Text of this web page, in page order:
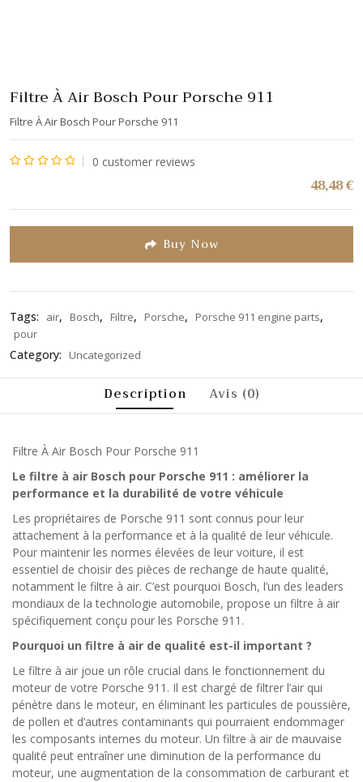
Filtre À Air Bosch Pour Porsche 911
Filtre À Air Bosch Pour Porsche 911
0 customer reviews
48,48€
Buy Now
Tags: air, Bosch, Filtre, Porsche, Porsche 911 engine parts,
pour
Category: Uncategorized
Description Avis (0)
Filtre À Air Bosch Pour Porsche 911
Le filtre à air Bosch pour Porsche 911 : améliorer la
performance et la durabilité de votre véhicule
Les propriétaires de Porsche 911 sont connus pour leur
attachement à la performance et à la qualité de leur véhicule.
Pour maintenir les normes élevées de leur voiture, il est
essentiel de choisir des pièces de rechange de haute qualité,
notamment le filtre à air. C’est pourquoi Bosch, l’un des leaders
mondiaux de la technologie automobile, propose un filtre à air
spécifiquement conçu pour les Porsche 911.
Pourquoi un filtre à air de qualité est-il important ?
Le filtre à air joue un rôle crucial dans le fonctionnement du
moteur de votre Porsche 911. Il est chargé de filtrer l’air qui
pénètre dans le moteur, en éliminant les particules de poussière,
de pollen et d’autres contaminants qui pourraient endommager
les composants internes du moteur. Un filtre à air de mauvaise
qualité peut entraîner une diminution de la performance du
moteur, une augmentation de la consommation de carburant et